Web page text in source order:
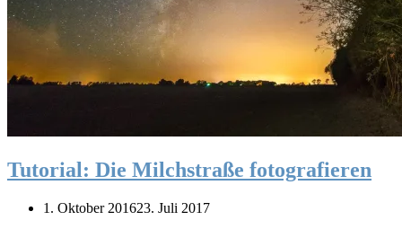
Tutorial: Die Milchstraße fotografieren
1. Oktober 201623. Juli 2017